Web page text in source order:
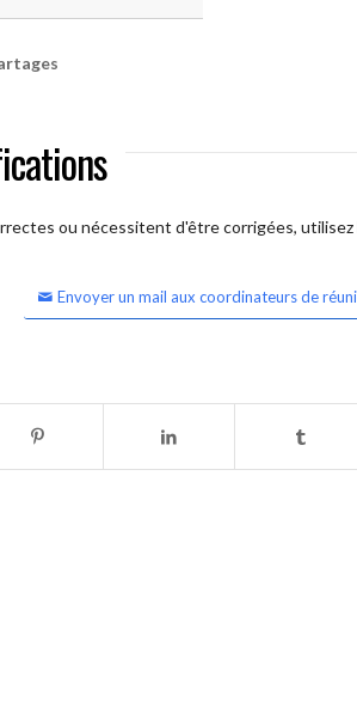
ou nécessitent d'être corrigées,
Envoyer un mail aux coordinateurs de